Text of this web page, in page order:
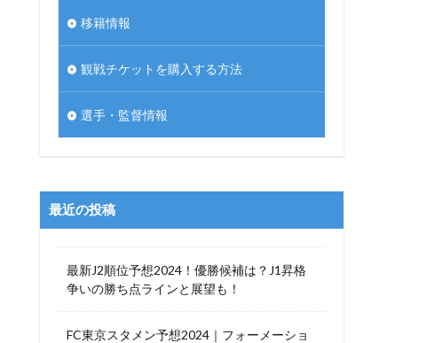
移籍情報
観戦チケットを購入する方法
選手・監督情報
最近の投稿
最新J2順位予想2024！優勝候補は？J1昇格
争いの勝ち点ラインと展望も！
FC東京スタメン予想2024｜フォーメーショ